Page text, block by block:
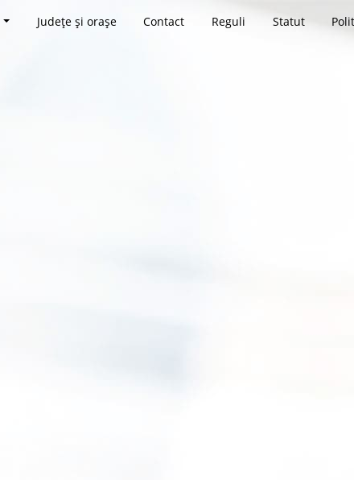
Județe și orașe Contact Reguli Statut